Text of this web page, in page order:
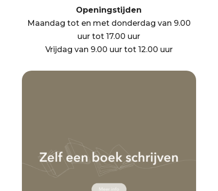
Openingstijden
Maandag tot en met donderdag van 9.00
uur tot 17.00 uur
Vrijdag van 9.00 uur tot 12.00 uur